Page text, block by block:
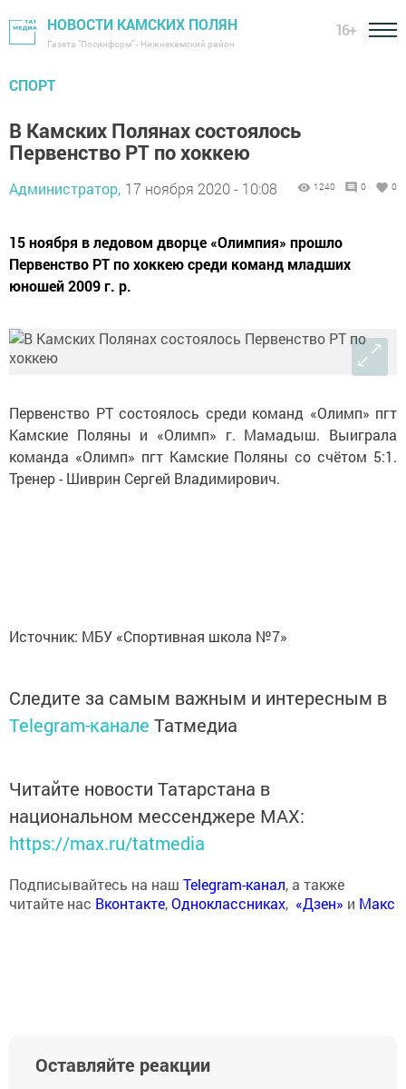
НОВОСТИ КАМСКИХ ПОЛЯН
Газета "Посинформ" - Нижнекамский район
16+
СПОРТ
В Камских Полянах состоялось
Первенство РТ по хоккею
Администратор, 17 ноября 2020 - 10:08 1240 0 0
15 ноября в ледовом дворце «Олимпия» прошло
Первенство РТ по хоккею среди команд младших
юношей 2009 г. р.
Первенство РТ состоялось среди команд «Олимп» пгт
Камские Поляны и «Олимп» г. Мамадыш. Выиграла
команда «Олимп» пгт Камские Поляны со счётом 5:1.
Тренер - Шиврин Сергей Владимирович.
Источник: МБУ «Спортивная школа №7»
Следите за самым важным и интересным в
Telegram-канале Татмедиа
Читайте новости Татарстана в
национальном мессенджере MАХ:
https://max.ru/tatmedia
Подписывайтесь на наш Telegram-канал, а также
читайте нас Вконтакте,Одноклассниках, «Дзен» и Макс
Оставляйте реакции